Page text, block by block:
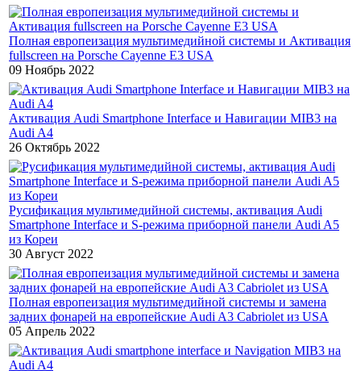
Полная европеизация мультимедийной системы и Активация
fullscreen на Porsche Cayenne E3 USA
09 Ноябрь 2022
Активация Audi Smartphone Interface и Навигации MIB3 на
Audi A4
26 Октябрь 2022
Русификация мультимедийной системы, активация Audi
Smartphone Interface и S-режима приборной панели Audi A5
из Кореи
30 Август 2022
Полная европеизация мультимедийной системы и замена
задних фонарей на европейские Audi A3 Cabriolet из USA
05 Апрель 2022